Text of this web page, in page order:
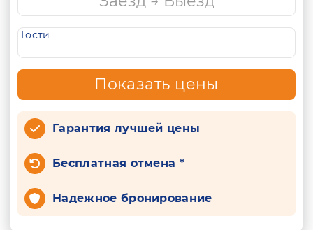
Гости
Показать цены
Гарантия лучшей цены
Бесплатная отмена *
Надежное бронирование